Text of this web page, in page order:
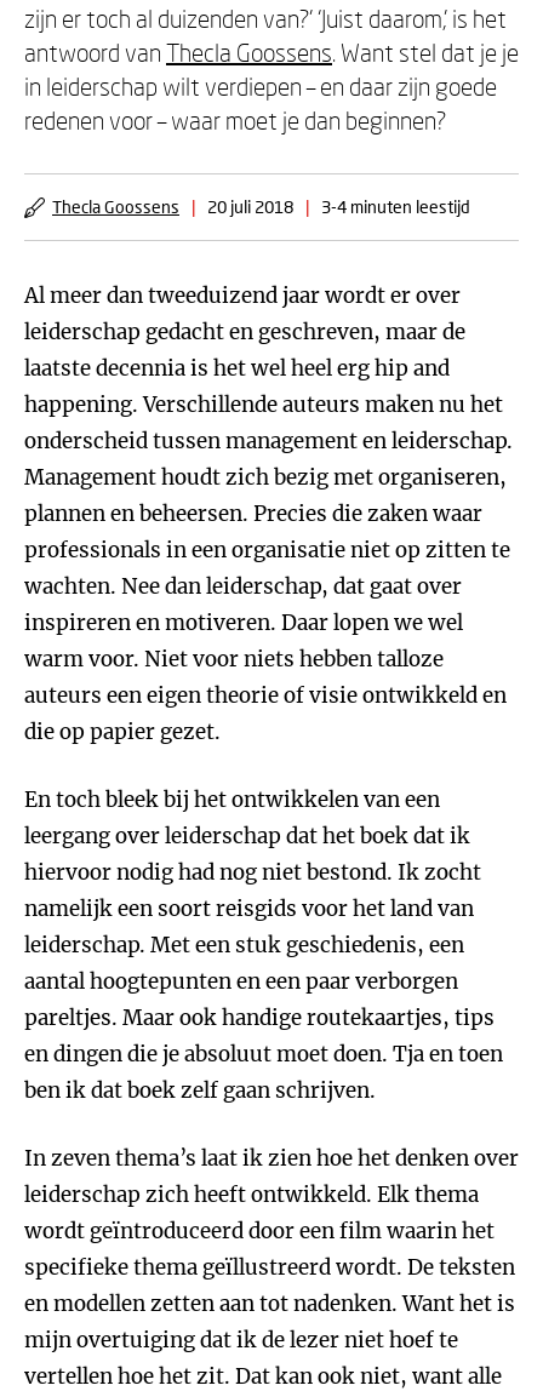
zijn er toch al duizenden van?’ ‘Juist daarom,’ is het
antwoord van Thecla Goossens. Want stel dat je je
in leiderschap wilt verdiepen – en daar zijn goede
redenen voor – waar moet je dan beginnen?
Thecla Goossens | 20 juli 2018 | 3-4 minuten leestijd
Al meer dan tweeduizend jaar wordt er over
leiderschap gedacht en geschreven, maar de
laatste decennia is het wel heel erg hip and
happening. Verschillende auteurs maken nu het
onderscheid tussen management en leiderschap.
Management houdt zich bezig met organiseren,
plannen en beheersen. Precies die zaken waar
professionals in een organisatie niet op zitten te
wachten. Nee dan leiderschap, dat gaat over
inspireren en motiveren. Daar lopen we wel
warm voor. Niet voor niets hebben talloze
auteurs een eigen theorie of visie ontwikkeld en
die op papier gezet.
En toch bleek bij het ontwikkelen van een
leergang over leiderschap dat het boek dat ik
hiervoor nodig had nog niet bestond. Ik zocht
namelijk een soort reisgids voor het land van
leiderschap. Met een stuk geschiedenis, een
aantal hoogtepunten en een paar verborgen
pareltjes. Maar ook handige routekaartjes, tips
en dingen die je absoluut moet doen. Tja en toen
ben ik dat boek zelf gaan schrijven.
In zeven thema’s laat ik zien hoe het denken over
leiderschap zich heeft ontwikkeld. Elk thema
wordt geïntroduceerd door een film waarin het
specifieke thema geïllustreerd wordt. De teksten
en modellen zetten aan tot nadenken. Want het is
mijn overtuiging dat ik de lezer niet hoef te
vertellen hoe het zit. Dat kan ook niet, want alle